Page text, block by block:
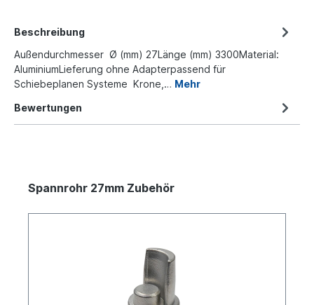
Beschreibung
Außendurchmesser Ø (mm) 27Länge (mm) 3300Material:
AluminiumLieferung ohne Adapterpassend für
Schiebeplanen Systeme Krone,… Mehr
Bewertungen
Spannrohr 27mm Zubehör